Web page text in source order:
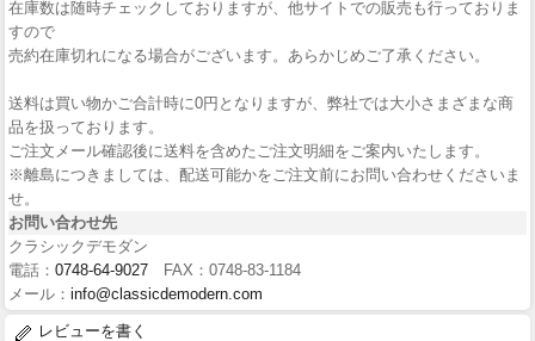
在庫数は随時チェックしておりますが、他サイトでの販売も行っておりま
すので
売約在庫切れになる場合がございます。あらかじめご了承ください。
送料は買い物かご合計時に0円となりますが、弊社では大小さまざまな商
品を扱っております。
ご注文メール確認後に送料を含めたご注文明細をご案内いたします。
※離島につきましては、配送可能かをご注文前にお問い合わせくださいま
せ。
お問い合わせ先
クラシックデモダン
電話： 0748-64-9027 FAX：0748-83-1184
メール： info@classicdemodern.com
レビューを書く